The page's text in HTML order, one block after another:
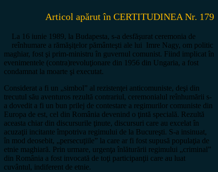
Articol apărut în CERTITUDINEA Nr. 179
La 16 iunie 1989, la Budapesta, s-a desfăşurat ceremonia de
reînhumare a rămăşiţelor pământeşti ale lui Imre Nagy, om politic
maghiar, fost şi prim-ministru în guvernul comunist. Fiind implicat în
evenimentele (contra)revoluţionare din 1956 din Ungaria, a fost
condamnat la moarte şi executat.
Considerat a fi un „simbol” al rezistenţei anticomuniste, deşi din
trecutul său aventuros rezultă contrariul, ceremonialul reînhumării s-
a dovedit a fi un bun prilej de contestare a regimurilor comuniste din
Europa de est, cel din România devenind o ţintă specială. Rezultă
aceasta chiar din discursurile ţinute, discursuri care au excelat în
acuzaţii incitante împotriva regimului de la Bucureşti. S-a insinuat,
în mod deosebit, „persecuţiile” la care ar fi fost supusă populaţia de
etnie maghiară. Prin urmare, urgenţa înlăturării regimului „criminal”
din România a fost invocată de toţi participanţii care au luat
cuvântul, indiferent de etnie.